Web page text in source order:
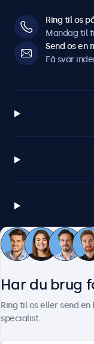
Ring til os
Mandag til
Send os en
Få svar
Har du brug
Ring til os eller send
specialist.